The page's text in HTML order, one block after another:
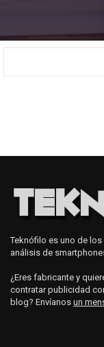
Teknófilo es uno de
análisis de
¿Eres fabricante y
contratar publicidad
blog? Envíanos un